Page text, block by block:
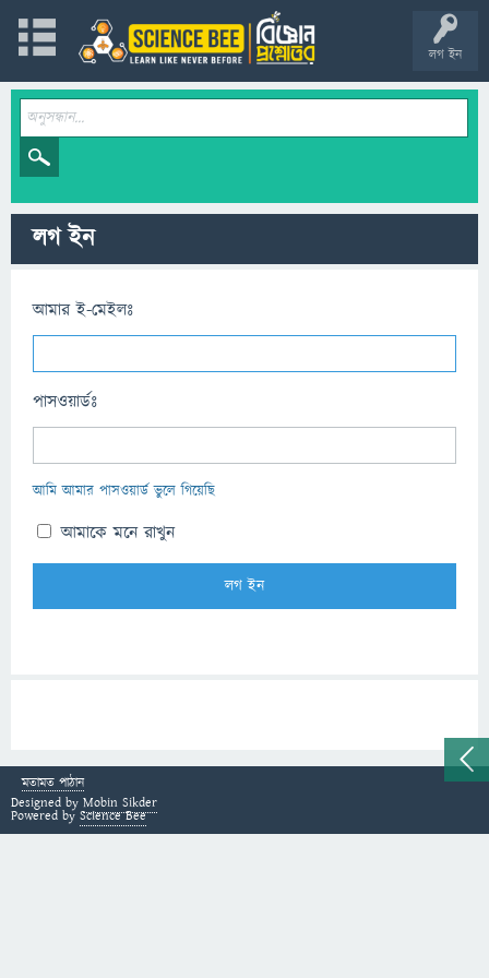
লগ ইন
লগ ইন
আমার ই-মেইলঃ
পাসওয়ার্ডঃ
আমি আমার পাসওয়ার্ড ভুলে গিয়েছি
আমাকে মনে রাখুন
মতামত পাঠান
Designed by Mobin Sikder
Powered by Science Bee